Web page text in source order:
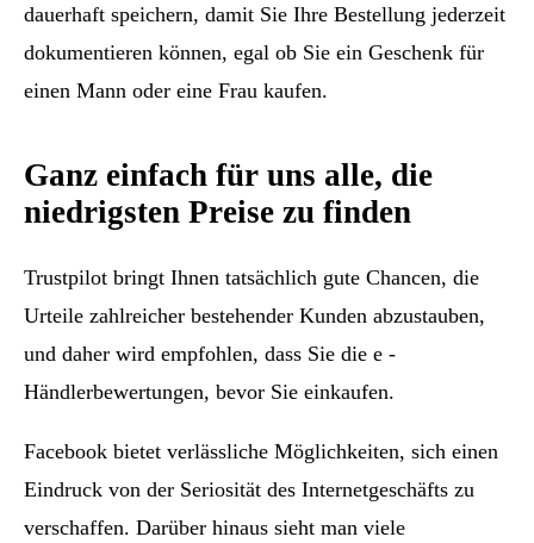
dauerhaft speichern, damit Sie Ihre Bestellung jederzeit
dokumentieren können, egal ob Sie ein Geschenk für
einen Mann oder eine Frau kaufen.
Ganz einfach für uns alle, die
niedrigsten Preise zu finden
Trustpilot bringt Ihnen tatsächlich gute Chancen, die
Urteile zahlreicher bestehender Kunden abzustauben,
und daher wird empfohlen, dass Sie die e -
Händlerbewertungen, bevor Sie einkaufen.
Facebook bietet verlässliche Möglichkeiten, sich einen
Eindruck von der Seriosität des Internetgeschäfts zu
verschaffen. Darüber hinaus sieht man viele